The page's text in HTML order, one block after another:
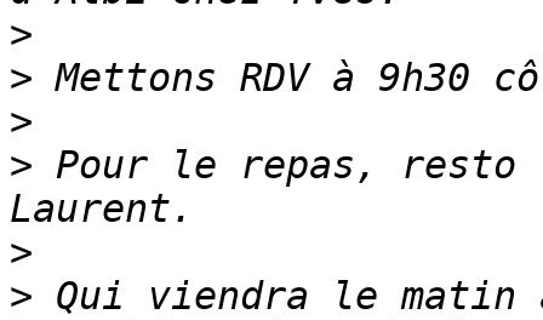
>
>
>
> Pour le repas, resto
>
> Qui viendra le matin